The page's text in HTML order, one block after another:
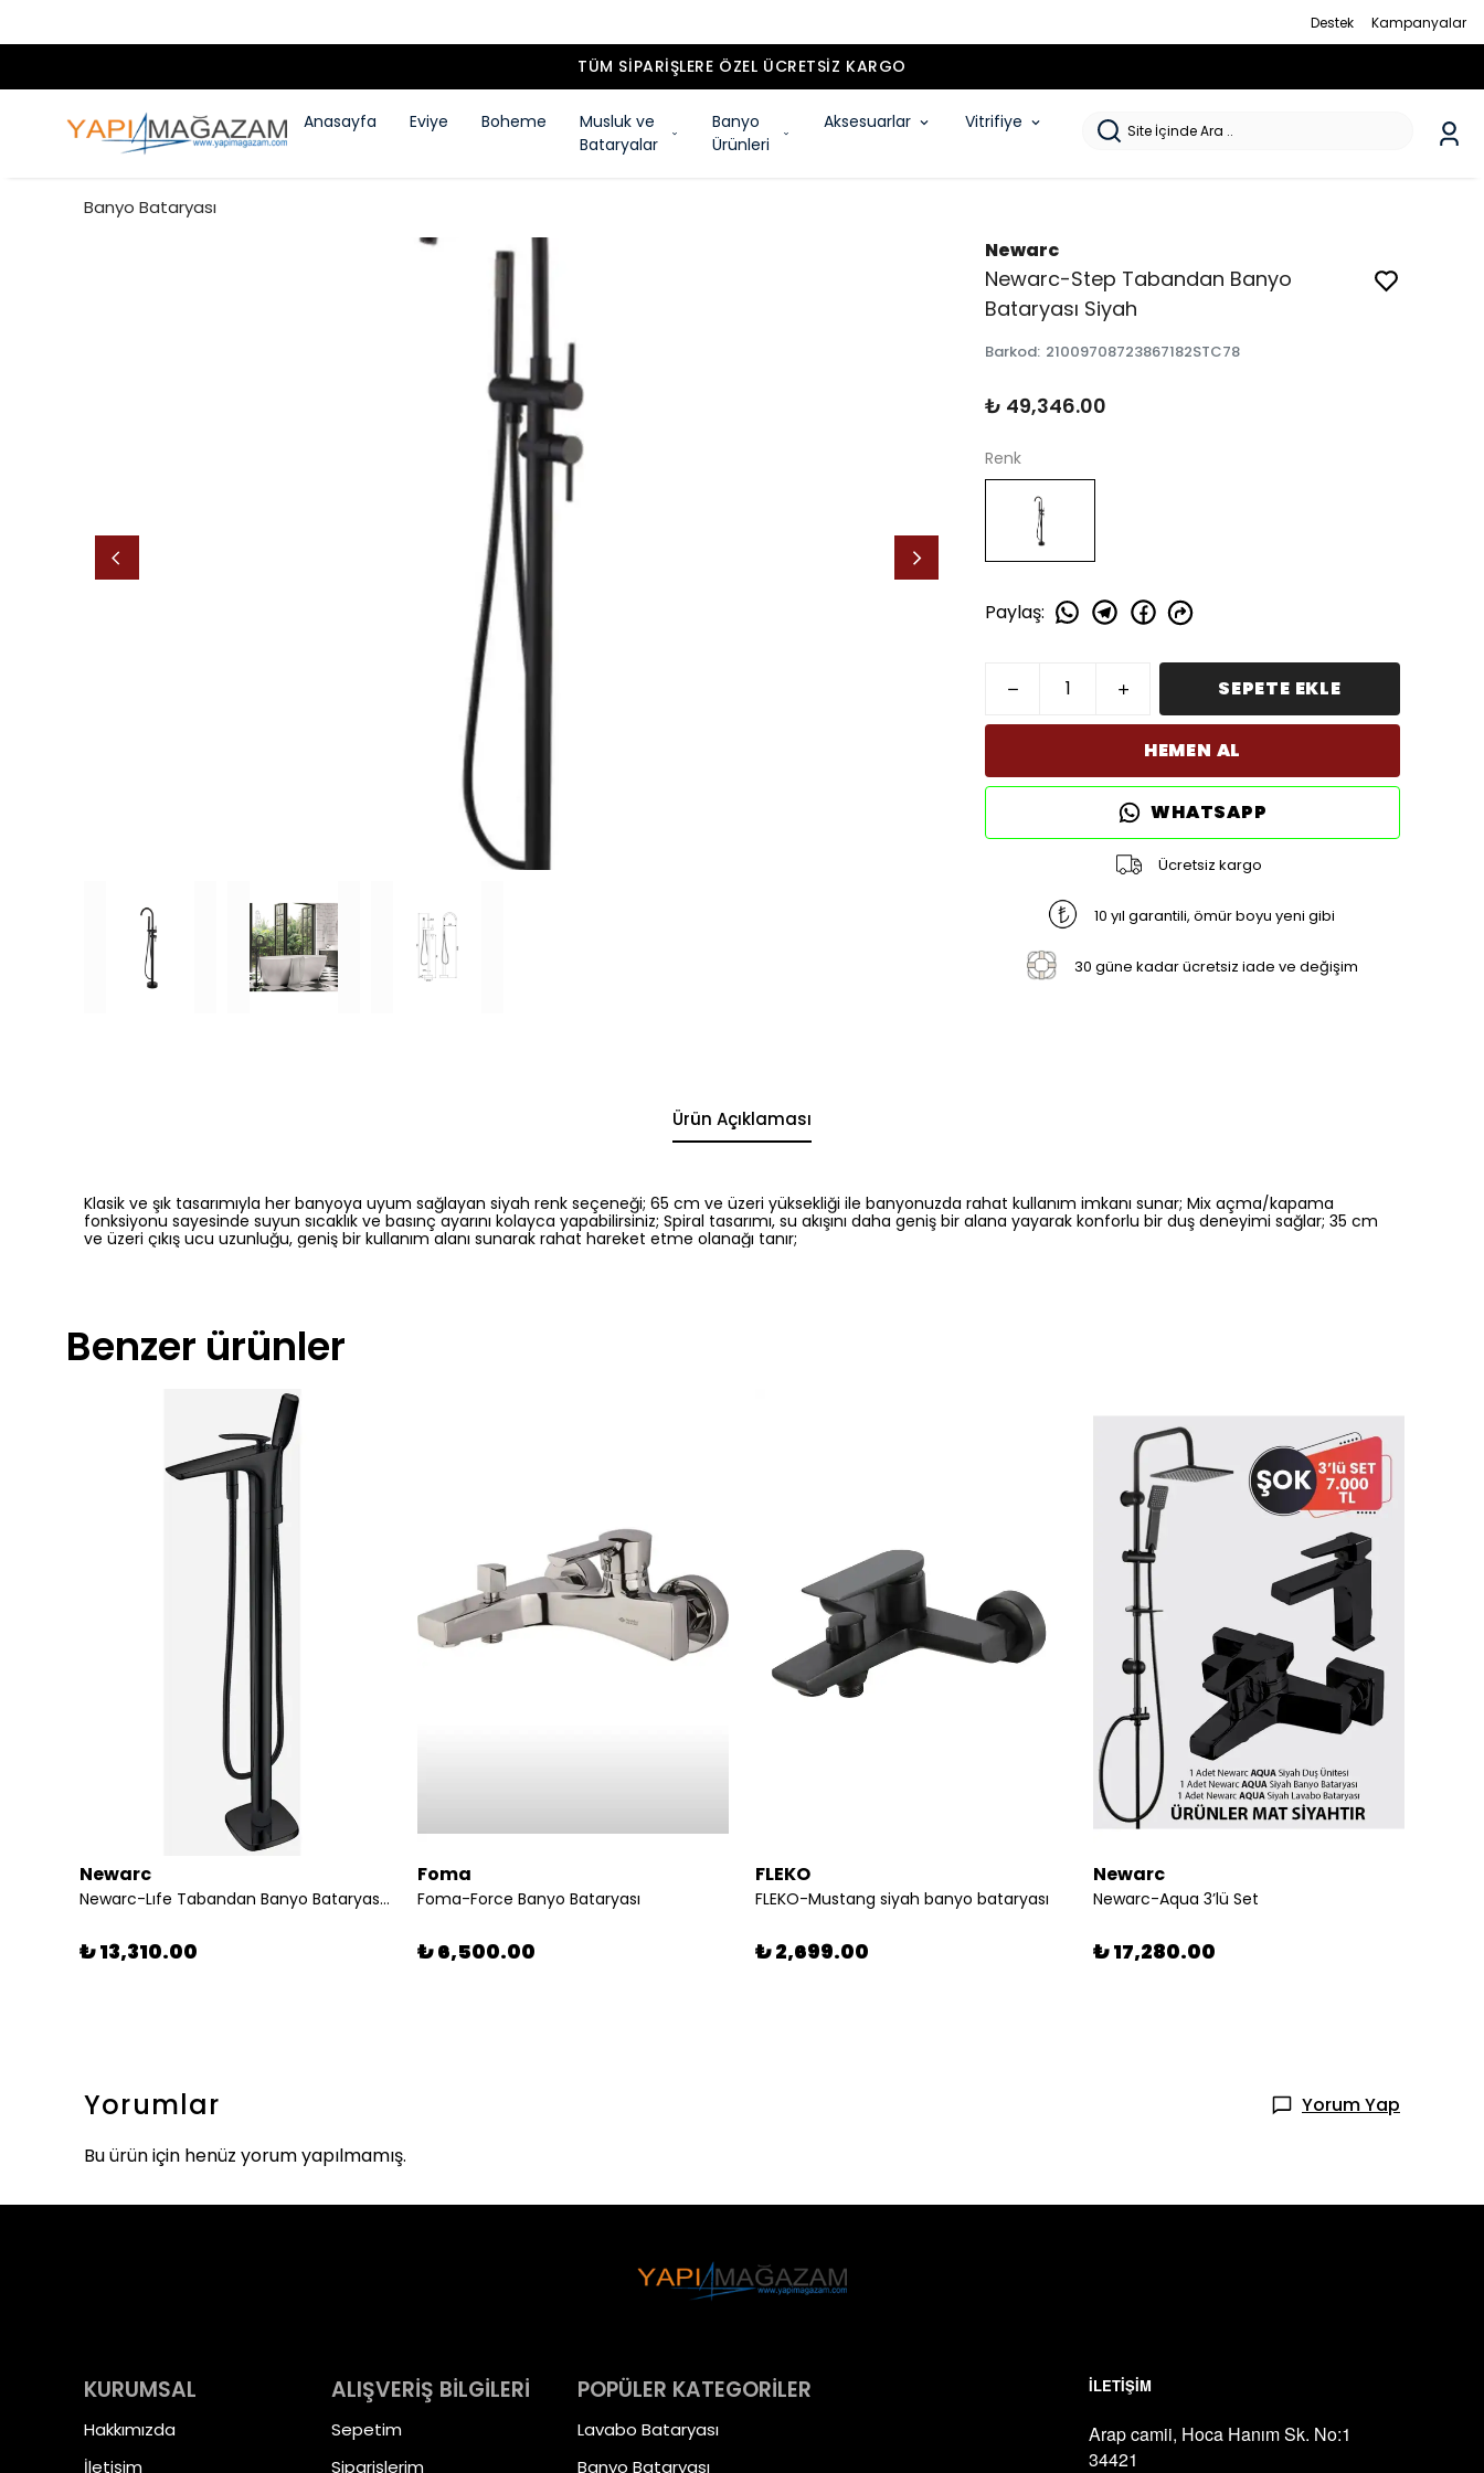
Destek Kampanyalar
TÜM SIPARIŞLERE ÖZEL ÜCRETSIZ KARGO
Anasayfa Eviye Boheme
Musluk ve
Bataryalar
Banyo
Ürünleri
Aksesuarlar Vitrifiye
Banyo Bataryası
Newarc
Newarc-Step Tabandan Banyo
Bataryası Siyah
Barkod: 21009708723867182STC78
₺ 49,346.00
Renk
Paylaş:
SEPETE EKLE
HEMEN AL
WHATSAPP
Ücretsiz kargo
10 yıl garantili, ömür boyu yeni gibi
30 güne kadar ücretsiz iade ve değişim
Ürün Açıklaması
Klasik ve şık tasarımıyla her banyoya uyum sağlayan siyah renk seçeneği; 65 cm ve üzeri yüksekliği ile banyonuzda rahat kullanım imkanı sunar; Mix açma/kapama
fonksiyonu sayesinde suyun sıcaklık ve basınç ayarını kolayca yapabilirsiniz; Spiral tasarımı, su akışını daha geniş bir alana yayarak konforlu bir duş deneyimi sağlar; 35 cm
ve üzeri çıkış ucu uzunluğu, geniş bir kullanım alanı sunarak rahat hareket etme olanağı tanır;
Benzer ürünler
Newarc
Newarc-Lıfe Tabandan Banyo Bataryası - Sıyah 981516b
₺ 13,310.00
Foma
Foma-Force Banyo Bataryası
₺ 6,500.00
FLEKO
FLEKO-Mustang siyah banyo bataryası
₺ 2,699.00
Newarc
Newarc-Aqua 3’lü Set
₺ 17,280.00
Yorumlar
Yorum Yap
Bu ürün için henüz yorum yapılmamış.
KURUMSAL
Hakkımızda
İletişim
ALIŞVERİŞ BİLGİLERİ
Sepetim
Siparişlerim
POPÜLER KATEGORİLER
Lavabo Bataryası
Banyo Bataryası
İLETİŞİM
Arap camii, Hoca Hanım Sk. No:1
34421